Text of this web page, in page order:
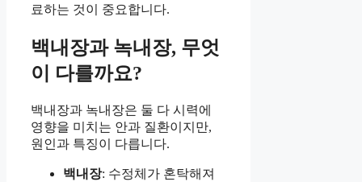
료하는 것이 중요합니다.
백내장과 녹내장, 무엇
이 다를까요?
백내장과 녹내장은 둘 다 시력에
영향을 미치는 안과 질환이지만,
원인과 특징이 다릅니다.
백내장: 수정체가 혼탁해져